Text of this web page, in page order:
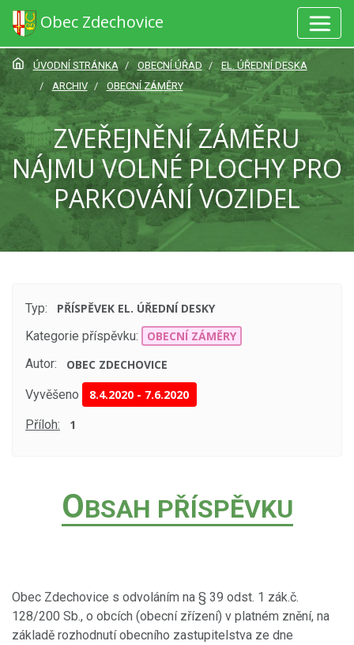
Obec Zdechovice
ÚVODNÍ STRÁNKA OBECNÍ ÚŘAD
EL. ÚŘEDNÍ DESKA
ARCHIV
OBECNÍ ZÁMĚRY
ZVEŘEJNĚNÍ ZÁMĚRU
NÁJMU VOLNÉ PLOCHY PRO
PARKOVÁNÍ VOZIDEL
Typ:
PŘÍSPĚVEK EL. ÚŘEDNÍ DESKY
Kategorie příspěvku:
OBECNÍ ZÁMĚRY
Autor:
OBEC ZDECHOVICE
Vyvěšeno 8.4.2020 - 7.6.2020
Příloh: 1
OBSAH PŘÍSPĚVKU
Obec Zdechovice s odvoláním na § 39 odst. 1 zák.č.
128/200 Sb., o obcích (obecní zřízení) v platném znění, na
základě rozhodnutí obecního zastupitelstva ze dne